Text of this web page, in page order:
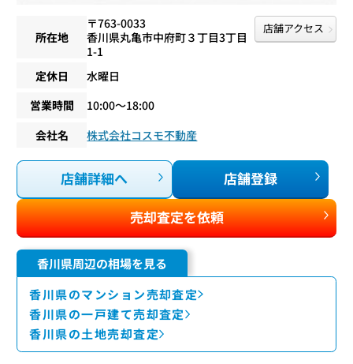
所在地
〒763-0033
香川県丸亀市中府町３丁目3丁目
1-1
定休日
水曜日
営業時間
10:00〜18:00
会社名
株式会社コスモ不動産
店舗アクセス
店舗詳細へ 店舗登録
売却査定を依頼
香川県周辺の相場を見る
香川県のマンション売却査定
香川県の一戸建て売却査定
香川県の土地売却査定